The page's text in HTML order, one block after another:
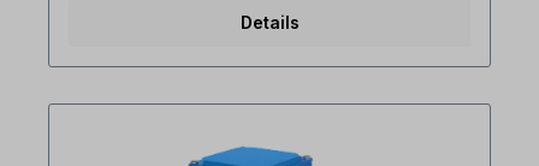
Schutzart= IP55, Temperaturfühler= 3 x PTC-
oben (drehbar), Kabelverschraubungen= 1 x M20,
(Kunststoff), Motorfüße= anschraubbar bzw.
Details